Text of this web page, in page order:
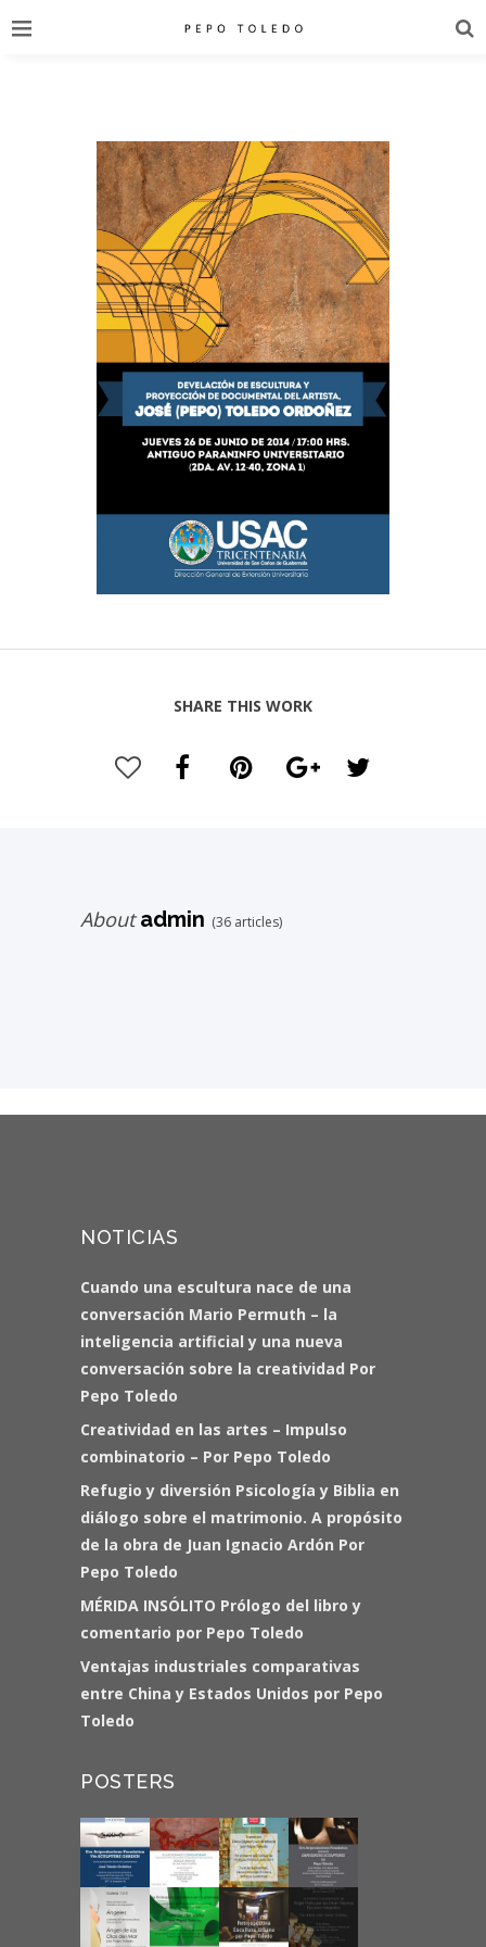
SHARE THIS WORK
Aboutadmin (36 articles)
NOTICIAS
Cuando una escultura nace de una
conversación Mario Permuth – la
inteligencia artificial y una nueva
conversación sobre la creatividad Por
Pepo Toledo
Creatividad en las artes – Impulso
combinatorio – Por Pepo Toledo
Refugio y diversión Psicología y Biblia en
diálogo sobre el matrimonio. A propósito
de la obra de Juan Ignacio Ardón Por
Pepo Toledo
MÉRIDA INSÓLITO Prólogo del libro y
comentario por Pepo Toledo
Ventajas industriales comparativas
entre China y Estados Unidos por Pepo
Toledo
POSTERS